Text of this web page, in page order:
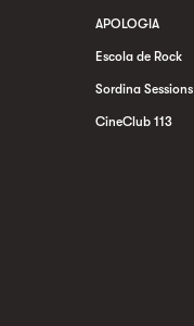
APOLOGIA
Escola de Rock
Sordina Sessions
CineClub 113